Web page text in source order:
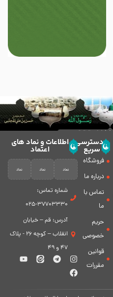
دسترسی
سریع
فروشگاه
درباره ما
تماس با
ما
حریم
خصوصی
قوانین
مقررات
اطلاعات و نماد های
اعتماد
شماره تماس:
37703330-025
آدرس: قم – خیابان
انقلاب – کوچه 26 - پلاک
47 و 49